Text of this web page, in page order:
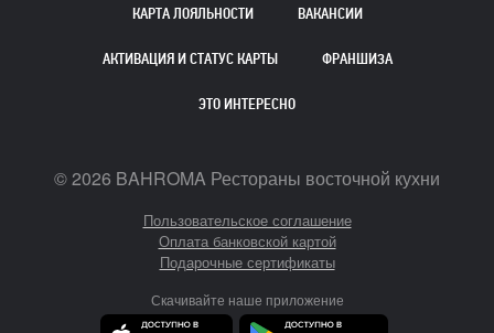
КАРТА ЛОЯЛЬНОСТИ ВАКАНСИИ
АКТИВАЦИЯ И СТАТУС КАРТЫ ФРАНШИЗА
ЭТО ИНТЕРЕСНО
©2026 BAHROMA Рестораны восточной кухни
Пользовательское соглашение
Оплата банковской картой
Подарочные сертификаты
Скачивайте наше приложение